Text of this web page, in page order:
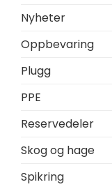
Nyheter
Oppbevaring
Plugg
PPE
Reservedeler
Skog og hage
Spikring